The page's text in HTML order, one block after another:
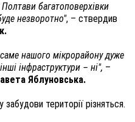
багатоповерхівки
незворотно", – ствердив
нашого мікрорайону дуже
інфраструктури – ні", –
Яблуновська.
території різняться.